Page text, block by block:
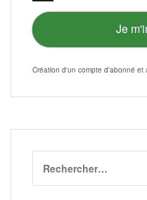
Je
Création d'un compte d'abonné et